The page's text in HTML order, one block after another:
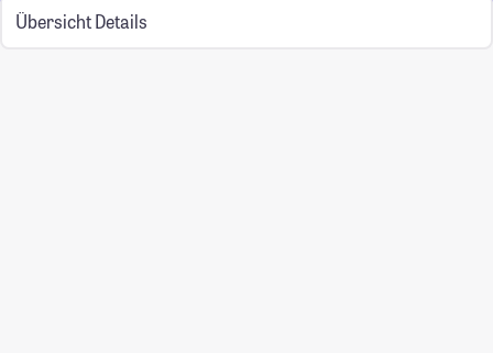
Übersicht Details